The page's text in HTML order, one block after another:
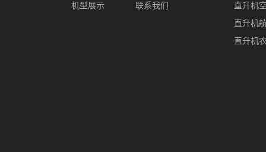
机型展示
联系我们
直升机
直升机
直升机